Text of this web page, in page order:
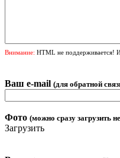
Внимание: HTML не поддерживается!
Ваш e-mail (для обратной
Фото (можно сразу загрузить
Загрузить